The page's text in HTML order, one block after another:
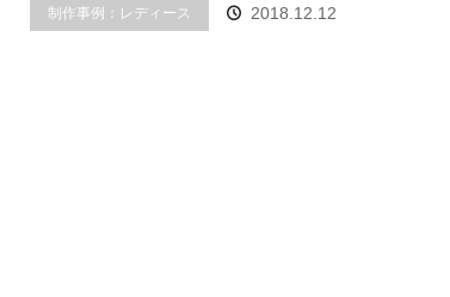
制作事例：レディース 2018.12.12